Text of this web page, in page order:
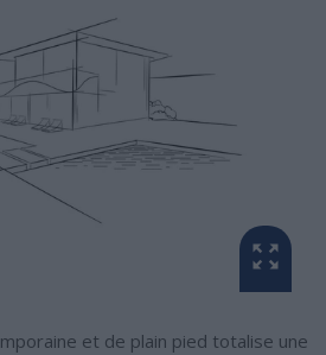
et de plain pied totalise une